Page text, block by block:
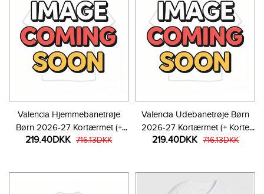
Valencia Hjemmebanetrøje
Børn 2026-27 Kortærmet (+
Korte bukser)
219.40DKK 716.13DKK
Valencia Udebanetrøje Børn
2026-27 Kortærmet (+ Korte
bukser)
219.40DKK 716.13DKK